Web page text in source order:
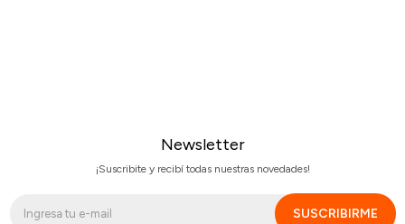
Newsletter
¡Suscribite y recibí todas nuestras novedades!
SUSCRIBIRME